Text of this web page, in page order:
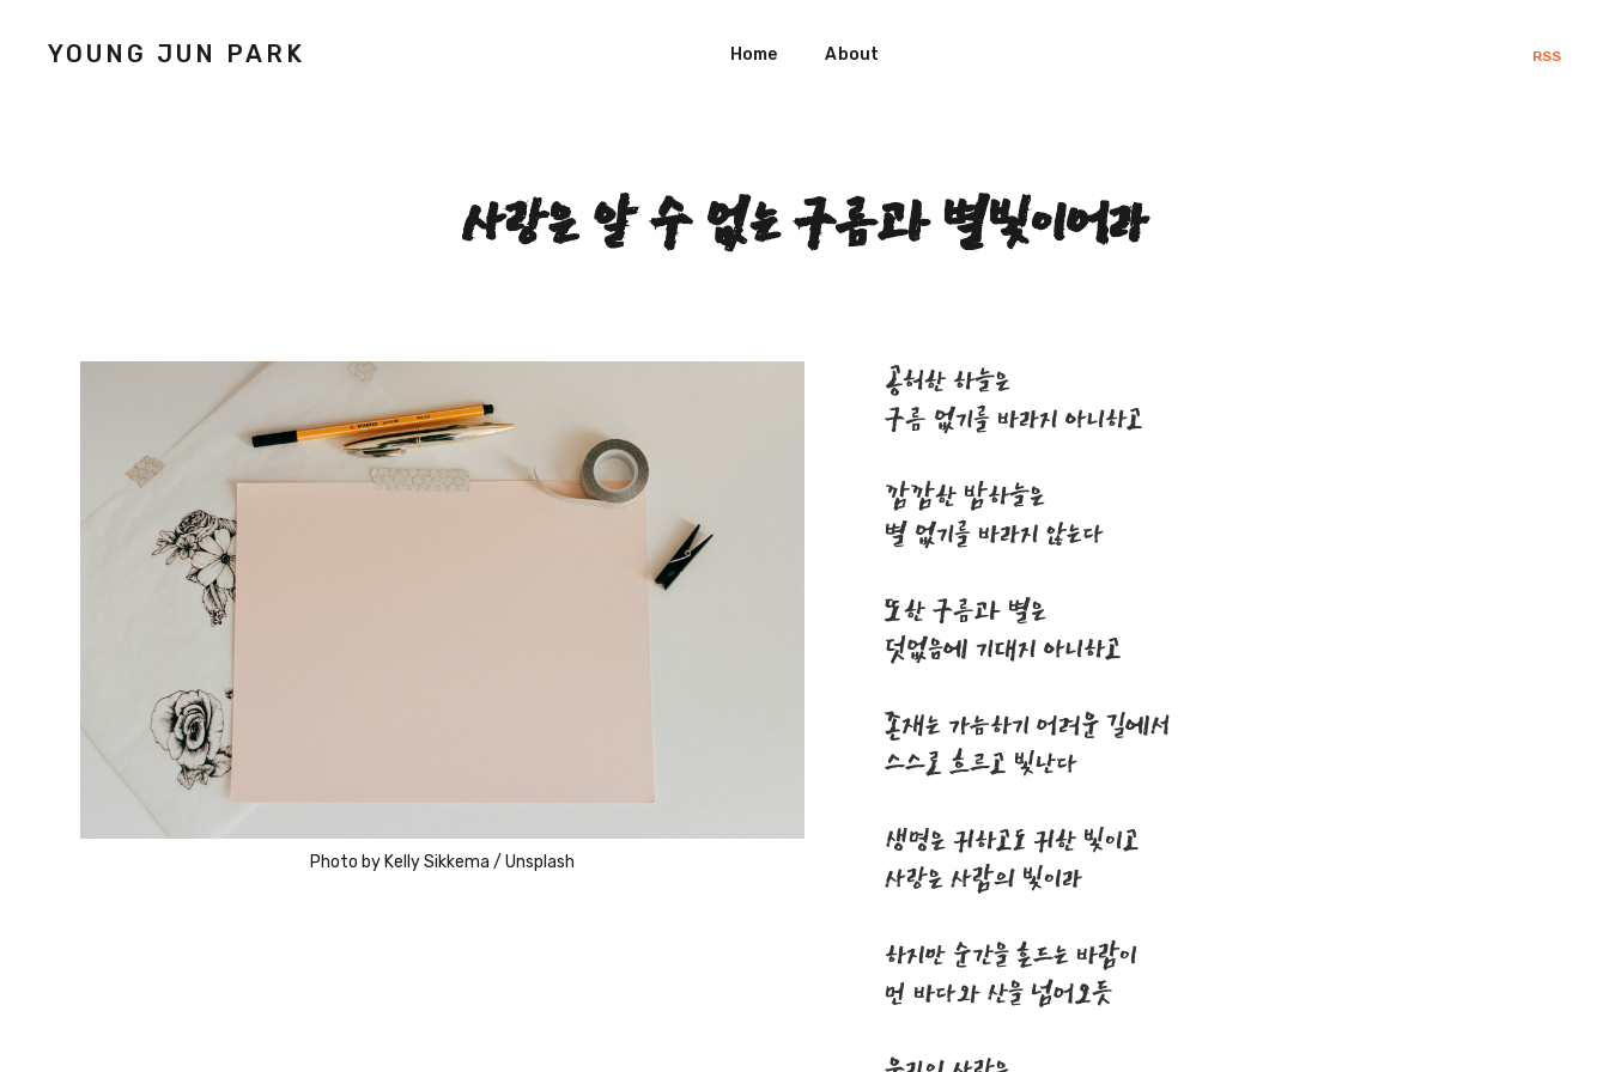
YOUNG JUN PARK Home About RSS
사랑은 알 수 없는 구름과 별빛이어라
Photo byKelly Sikkema /Unsplash
공허한 하늘은
구름 없기를 바라지 아니하고
깜깜한 밤하늘은
별 없기를 바라지 않는다
또한 구름과 별은
덧없음에 기대지 아니하고
존재는 가늠하기 어려운 길에서
스스로 흐르고 빛난다
생명은 귀하고도 귀한 빛이고
사랑은 사람의 빛이라
하지만 순간을 흔드는 바람이
먼 바다와 산을 넘어오듯